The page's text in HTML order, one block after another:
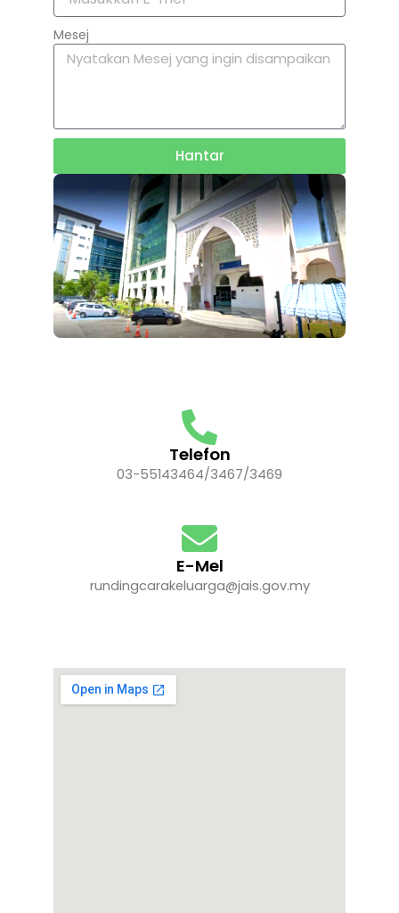
Mesej
Hantar
Telefon
03-55143464/3467/3469
E-Mel
rundingcarakeluarga@jais.gov.my